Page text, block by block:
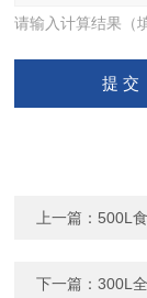
请输入计算结果（
上一篇： 500L
下一篇：300L